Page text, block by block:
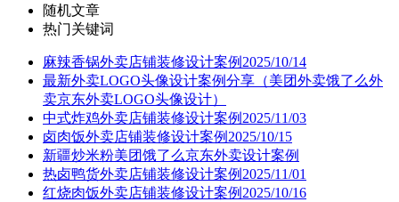
随机文章
热门关键词
麻辣香锅外卖店铺装修设计案例2025/10/14
最新外卖LOGO头像设计案例分享（美团外卖饿了么外
卖京东外卖LOGO头像设计）
中式炸鸡外卖店铺装修设计案例2025/11/03
卤肉饭外卖店铺装修设计案例2025/10/15
新疆炒米粉美团饿了么京东外卖设计案例
热卤鸭货外卖店铺装修设计案例2025/11/01
红烧肉饭外卖店铺装修设计案例2025/10/16